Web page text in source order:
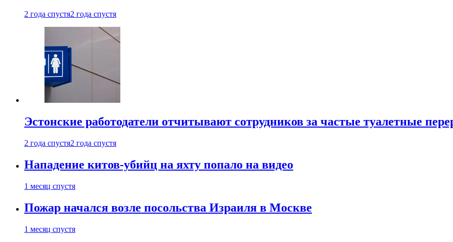
2 года спустя2 года спустя
Эстонские работодатели отчитывают сотрудников за частые туалетные
2 года спустя2 года спустя
Нападение китов-убийц на яхту попало на видео
1 месяц спустя
Пожар начался возле посольства Израиля в Москве
1 месяц спустя